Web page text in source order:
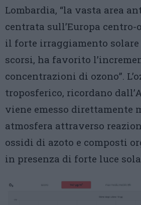
Lombardia, “la vasta area
centrata sull’Europa centro-
il forte irraggiamento
scorsi, ha favorito
concentrazioni di ozono”.
troposferico, ricordano
viene emesso direttamente
atmosfera attraverso
ossidi di azoto e composti
in presenza di forte luce